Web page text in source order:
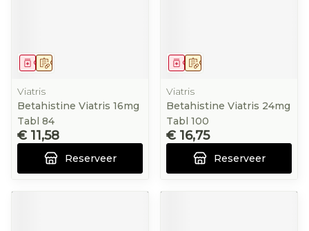
Op voorschrift
Geneesmiddel
Viatris
Betahistine Viatris 16mg
Tabl 84
€ 11,58
Reserveer
Op voorschrift
Geneesmiddel
Viatris
Betahistine Viatris 24mg
Tabl 100
€ 16,75
Reserveer